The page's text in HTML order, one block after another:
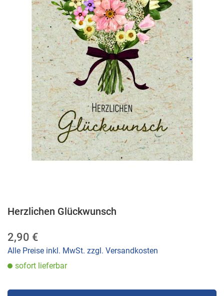
Herzlichen Glückwunsch
2,90 €
Alle Preise inkl. MwSt. zzgl. Versandkosten
sofort lieferbar